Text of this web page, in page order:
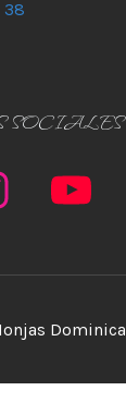
38
SOCIALES